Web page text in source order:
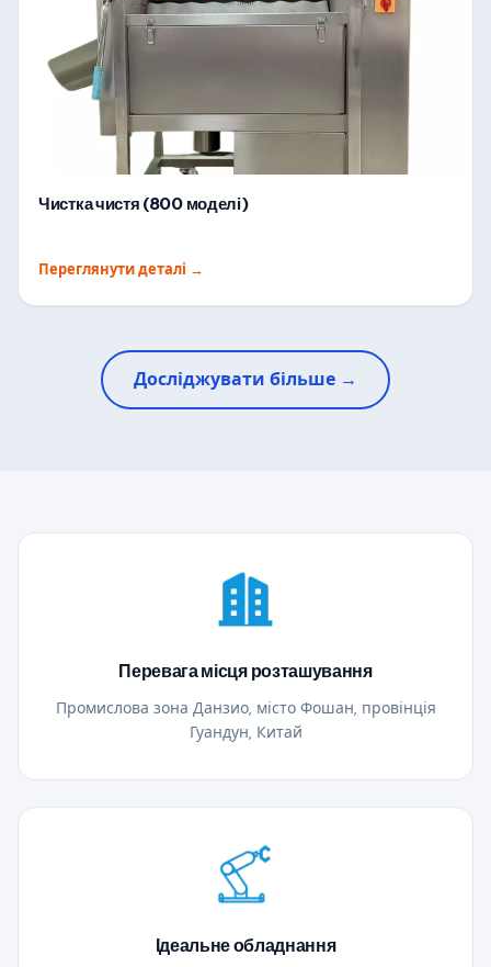
Чистка чистя (800 моделі)
Переглянути деталі →
Досліджувати більше →
Перевага місця розташування
Промислова зона Данзио, місто Фошан, провінція
Гуандун, Китай
Ідеальне обладнання